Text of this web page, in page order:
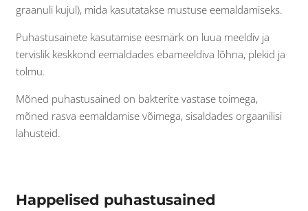
graanuli kujul), mida kasutatakse mustuse eemaldamiseks.
Puhastusainete kasutamise eesmärk on luua meeldiv ja
tervislik keskkond eemaldades ebameeldiva lõhna, plekid ja
tolmu.
Mõned puhastusained on bakterite vastase toimega,
mõned rasva eemaldamise võimega, sisaldades orgaanilisi
lahusteid.
Happelised puhastusained